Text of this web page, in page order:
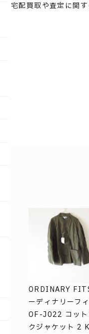
宅配買取や査定に関
ORDINARY
ーディナリーフ
OF-J022 コット
クジャケット 2